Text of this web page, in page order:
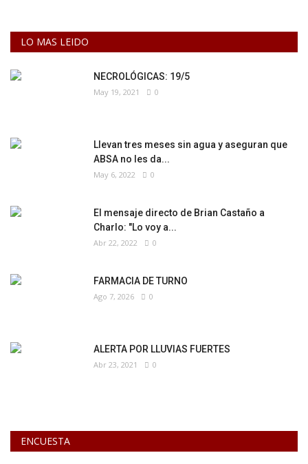
LO MAS LEIDO
NECROLÓGICAS: 19/5
May 19, 2021 0
Llevan tres meses sin agua y aseguran que
ABSA no les da...
May 6, 2022 0
El mensaje directo de Brian Castaño a
Charlo: "Lo voy a...
Abr 22, 2022 0
FARMACIA DE TURNO
Ago 7, 2026 0
ALERTA POR LLUVIAS FUERTES
Abr 23, 2021 0
ENCUESTA